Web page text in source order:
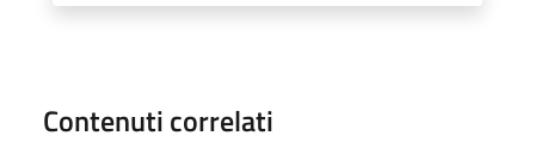
Contenuti correlati